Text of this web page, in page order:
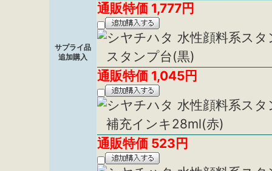
サプライ品
追加購入
通販特価 1,777円
スタンプ台(黒)
通販特価 1,045円
補充インキ28ml(赤)
通販特価 523 円